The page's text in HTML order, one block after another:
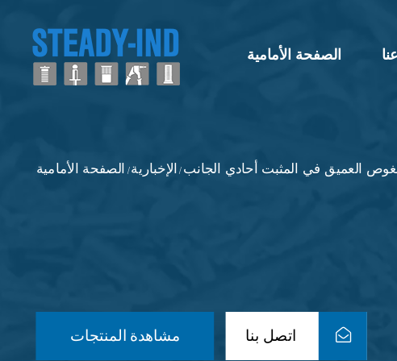
الصفحة الأمامية
الصفحة الأمامية / الإخبارية / العميق في المثبت أحادي الجانب
مشاهدة المنتجات